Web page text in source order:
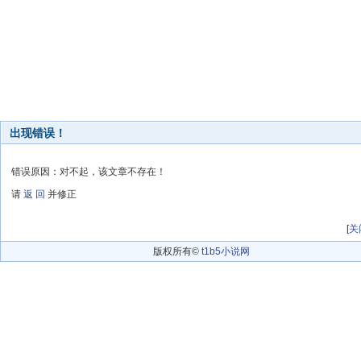
出现错误！
错误原因：对不起，该文章不存在！
请 返 回 并修正
[关
版权所有© t1b5小说网